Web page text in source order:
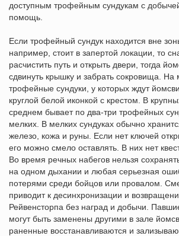
доступным трофейным сундукам с
помощь.
Если трофейный сундук находится вне
например, стоит в запертой локации, то
расчистить путь и открыть двери, тогда
сдвинуть крышку и забрать сокровища. На
трофейные сундуки, у которых ждут
круглой белой иконкой с крестом. В
среднем бывает по два-три трофейных
мелких. В мелких сундуках обычно
железо, кожа и руны. Если нет ключей
его можно смело оставлять. В них нет
Во время речных набегов нельзя
на одном дыхании и любая серьезная
потерями среди бойцов или провалом.
приводит к десинхронизации и
Рейвенсторпа без наград и добычи.
могут быть заменены другими в зале
раненные восстанавливаются и